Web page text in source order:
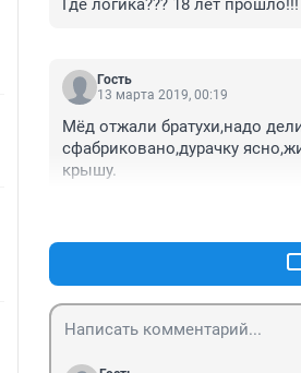
Где логика??? 18 лет прошло!!!
Гость
13 марта 2019, 00:19
Мёд отжали братухи,надо
сфабриковано,дурачку
крышу.